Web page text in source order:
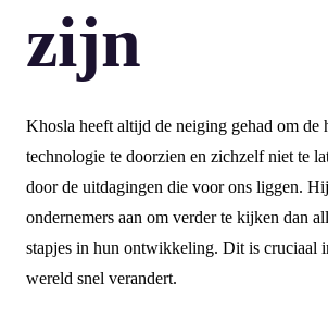
zijn
Khosla heeft altijd de neiging gehad om de
technologie te doorzien en zichzelf niet te
door de uitdagingen die voor ons liggen.
ondernemers aan om verder te kijken dan
stapjes in hun ontwikkeling. Dit is cruciaal
wereld snel verandert.